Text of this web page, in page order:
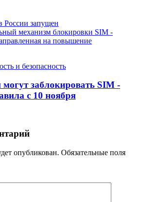
и безопасность
заблокировать SIM ‑
с 10 ноября
опубликован. Обязательные поля